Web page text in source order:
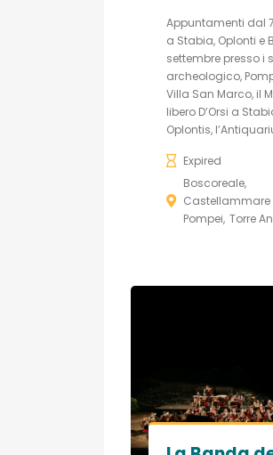
Appuntamenti dal
a Stabia, Oplonti e
settembre presso i
archeologico,
Villa San Marco, il
libero D’Orsi a
Oplontis,
Expired
Boscoreale
Castellammare
Pompei Torre